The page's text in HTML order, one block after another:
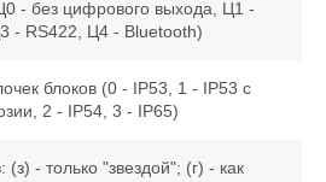
- без цифрового выхода, Ц1 -
- RS422, Ц4 - Bluetooth)
блоков (0 - IP53, 1 - IP53 с
2 - IP54, 3 - IP65)
- только "звездой"; (г) - как